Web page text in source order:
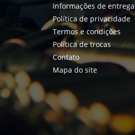
Informações de entrega
Política de privacidade
Termos e condições
Política de trocas
Contato
Mapa do site